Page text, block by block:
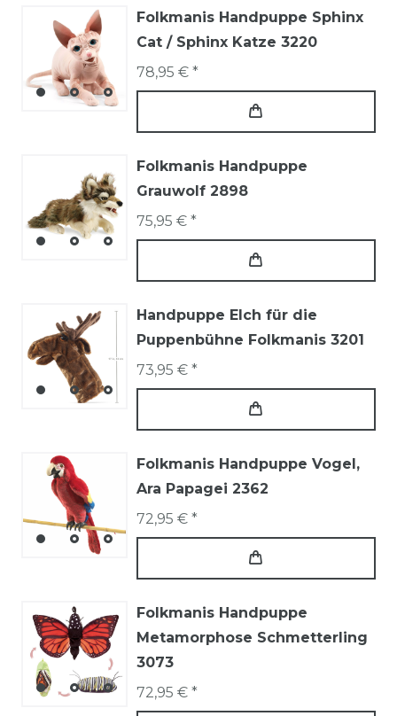
Folkmanis Handpuppe Sphinx
Cat / Sphinx Katze 3220
78,95 € *
Folkmanis Handpuppe
Grauwolf 2898
75,95 € *
Handpuppe Elch für die
Puppenbühne Folkmanis 3201
73,95 € *
Folkmanis Handpuppe Vogel,
Ara Papagei 2362
72,95 € *
Folkmanis Handpuppe
Metamorphose Schmetterling
3073
72,95 € *